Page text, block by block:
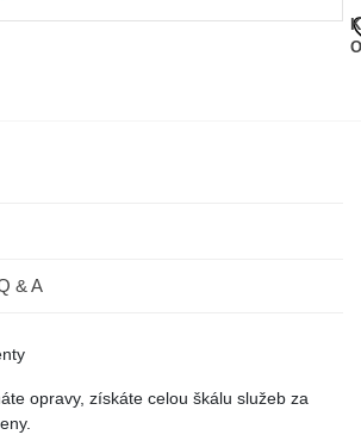
K
& A
opravy, získáte celou škálu služeb za